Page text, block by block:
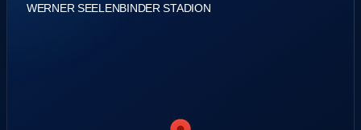
WERNER SEELENBINDER STADION